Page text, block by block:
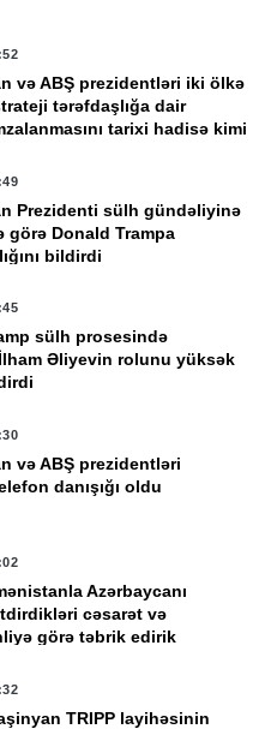
və ABŞ prezidentləri iki ölkə
tərəfdaşlığa dair
tarixi hadisə kimi
Prezidenti sülh gündəliyinə
görə Donald Trampa
bildirdi
sülh prosesində
Əliyevin rolunu yüksək
və ABŞ prezidentləri
danışığı oldu
Azərbaycanı
cəsarət və
görə təbrik edirik
TRIPP layihəsinin